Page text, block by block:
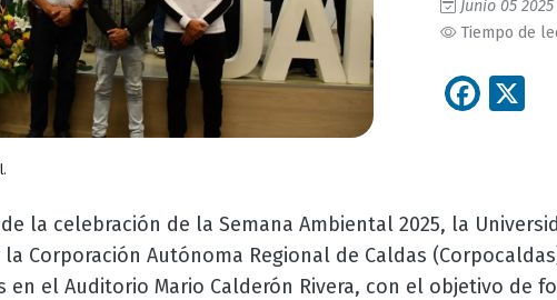
Junio 05 2025
Tiempo de
la celebración de la Semana Ambiental 2025, la
la Corporación Autónoma Regional de Caldas
en el Auditorio Mario Calderón Rivera, con el objetivo de